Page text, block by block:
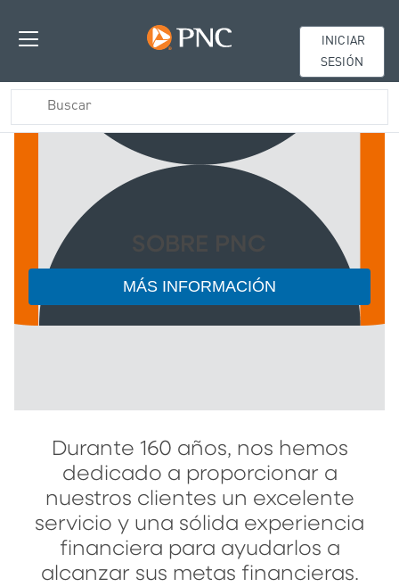
INICIAR
SESIÓN
MÁS INFORMACIÓN
Durante 160 años, nos hemos
dedicado a proporcionar a
nuestros clientes un excelente
servicio y una sólida experiencia
financiera para ayudarlos a
alcanzar sus metas financieras.